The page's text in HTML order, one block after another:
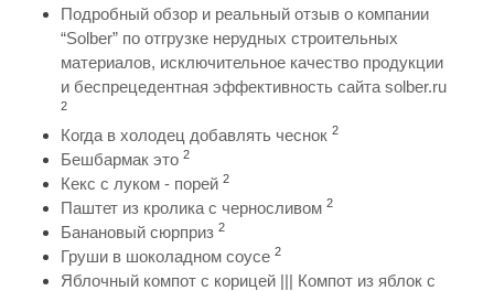
Подробный обзор и реальный отзыв о компании
“Solber” по отгрузке нерудных строительных
материалов, исключительное качество продукции
и беспрецедентная эффективность сайта solber.ru
2
Когда в холодец добавлять чеснок 2
Бешбармак это 2
Кекс с луком - порей 2
Паштет из кролика с черносливом 2
Банановый сюрприз 2
Груши в шоколадном соусе 2
Яблочный компот с корицей ||| Компот из яблок с